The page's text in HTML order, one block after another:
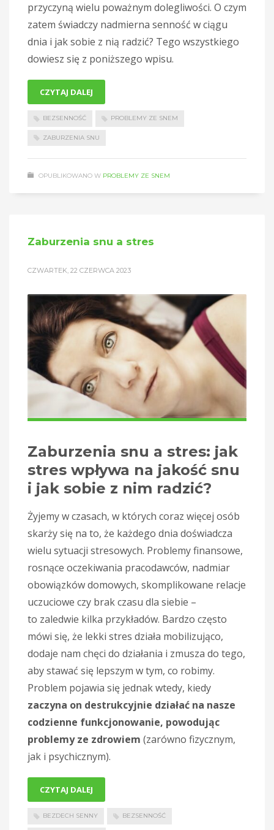
przyczyną wielu poważnym dolegliwości. O czym
zatem świadczy nadmierna senność w ciągu
dnia i jak sobie z nią radzić? Tego wszystkiego
dowiesz się z poniższego wpisu.
BEZSENNOŚĆ PROBLEMY ZE SNEM
ZABURZENIA SNU
CZYTAJ DALEJ
OPUBLIKOWANO W PROBLEMY ZE SNEM
Zaburzenia snu a stres
CZWARTEK, 22 CZERWCA 2023
Zaburzenia snu a stres: jak
stres wpływa na jakość snu
i jak sobie z nim radzić?
Żyjemy w czasach, w których coraz więcej osób
skarży się na to, że każdego dnia doświadcza
wielu sytuacji stresowych. Problemy finansowe,
rosnące oczekiwania pracodawców, nadmiar
obowiązków domowych, skomplikowane relacje
uczuciowe czy brak czasu dla siebie –
to zaledwie kilka przykładów. Bardzo często
mówi się, że lekki stres działa mobilizująco,
dodaje nam chęci do działania i zmusza do tego,
aby stawać się lepszym w tym, co robimy.
Problem pojawia się jednak wtedy, kiedy
zaczyna on destrukcyjnie działać na nasze
codzienne funkcjonowanie, powodując
problemy ze zdrowiem (zarówno fizycznym,
jak i psychicznym).
BEZDECH SENNY BEZSENNOŚĆ
CZYTAJ DALEJ